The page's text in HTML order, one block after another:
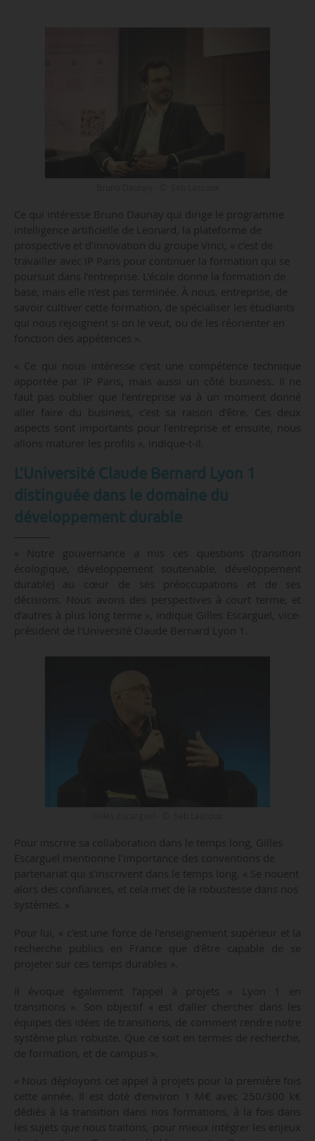
Ce qui intéresse Bruno Daunay qui dirige le programme
intelligence artificielle de Leonard, la plateforme de
prospective et d’innovation du groupe Vinci, « c’est de
travailler avec IP Paris pour continuer la formation qui se
poursuit dans l’entreprise. L’école donne la formation de
base, mais elle n’est pas terminée. À nous, entreprise, de
savoir cultiver cette formation, de spécialiser les étudiants
qui nous rejoignent si on le veut, ou de les réorienter en
fonction des appétences ».
« Ce qui nous intéresse c’est une compétence technique
apportée par IP Paris, mais aussi un côté business. Il ne
faut pas oublier que l’entreprise va à un moment donné
aller faire du business, c’est sa raison d’être. Ces deux
aspects sont importants pour l’entreprise et ensuite, nous
allons maturer les profils », indique-t-il.
L’Université Claude Bernard Lyon 1
distinguée dans le domaine du
développement durable
« Notre gouvernance a mis ces questions (transition
écologique, développement soutenable, développement
durable) au cœur de ses préoccupations et de ses
décisions. Nous avons des perspectives à court terme, et
d’autres à plus long terme », indique Gilles Escarguel, vice-
président de l’Université Claude Bernard Lyon 1.
Pour inscrire sa collaboration dans le temps long, Gilles
Escarguel mentionne l’importance des conventions de
partenariat qui s’inscrivent dans le temps long. « Se nouent
alors des confiances, et cela met de la robustesse dans nos
systèmes. »
Pour lui, « c’est une force de l’enseignement supérieur et la
recherche publics en France que d’être capable de se
projeter sur ces temps durables ».
Il évoque également l’appel à projets « Lyon 1 en
transitions ». Son objectif « est d’aller chercher dans les
équipes des idées de transitions, de comment rendre notre
système plus robuste. Que ce soit en termes de recherche,
de formation, et de campus ».
« Nous déployons cet appel à projets pour la première fois
cette année. Il est doté d’environ 1 M€ avec 250/300 k€
dédiés à la transition dans nos formations, à la fois dans
les sujets que nous traitons, pour mieux intégrer les enjeux